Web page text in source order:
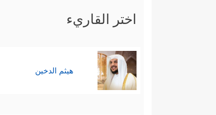
وقد أثار اليهود تساؤلات
وَیَكۡفُرُونَ بِمَا وَرَاۤءَهُۥ وَهُوَ ٱلۡحَقُّ مُصَدِّقࣰا
اختر القاريء
هيثم الدخين